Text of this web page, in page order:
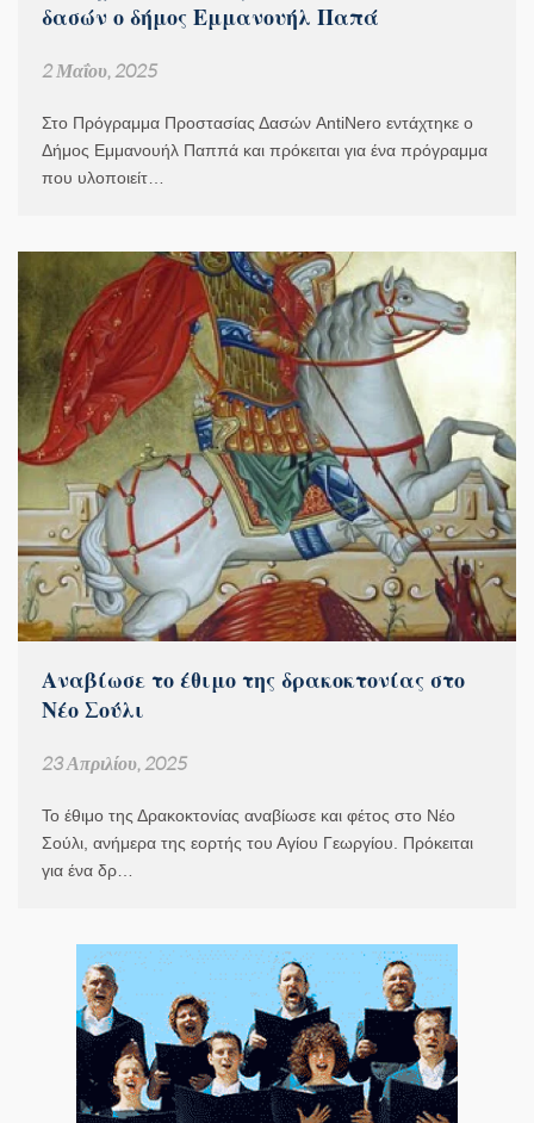
δασών ο δήμος Εμμανουήλ Παπά
2 Μαΐου, 2025
Στο Πρόγραμμα Προστασίας Δασών AntiNero εντάχτηκε ο
Δήμος Εμμανουήλ Παππά και πρόκειται για ένα πρόγραμμα
που υλοποιείτ…
Αναβίωσε το έθιμο της δρακοκτονίας στο
Νέο Σούλι
23 Απριλίου, 2025
Το έθιμο της Δρακοκτονίας αναβίωσε και φέτος στο Νέο
Σούλι, ανήμερα της εορτής του Αγίου Γεωργίου. Πρόκειται
για ένα δρ…